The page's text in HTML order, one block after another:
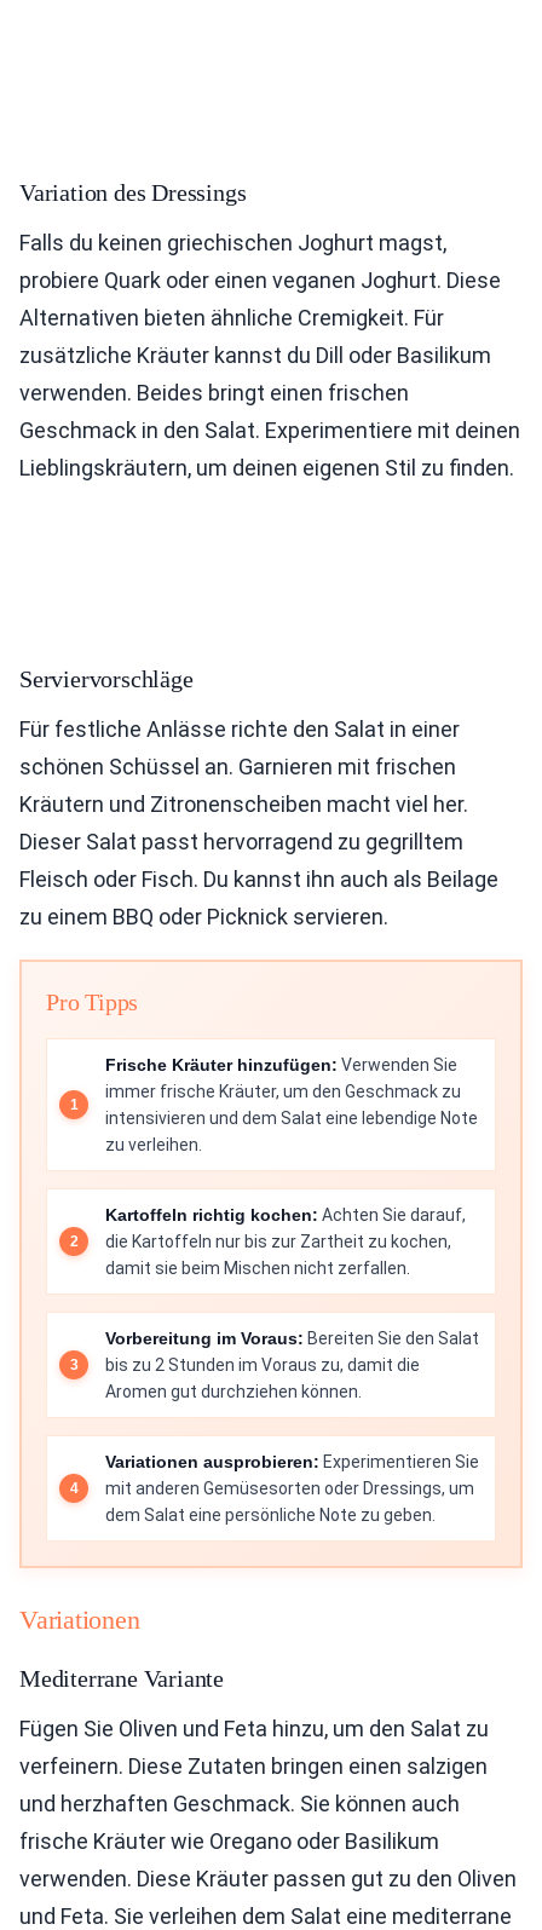
Variation des Dressings
Falls du keinen griechischen Joghurt magst,
probiere Quark oder einen veganen Joghurt. Diese
Alternativen bieten ähnliche Cremigkeit. Für
zusätzliche Kräuter kannst du Dill oder Basilikum
verwenden. Beides bringt einen frischen
Geschmack in den Salat. Experimentiere mit deinen
Lieblingskräutern, um deinen eigenen Stil zu finden.
Serviervorschläge
Für festliche Anlässe richte den Salat in einer
schönen Schüssel an. Garnieren mit frischen
Kräutern und Zitronenscheiben macht viel her.
Dieser Salat passt hervorragend zu gegrilltem
Fleisch oder Fisch. Du kannst ihn auch als Beilage
zu einem BBQ oder Picknick servieren.
Pro Tipps
Frische Kräuter hinzufügen: Verwenden Sie
immer frische Kräuter, um den Geschmack zu
intensivieren und dem Salat eine lebendige Note
zu verleihen.
Kartoffeln richtig kochen: Achten Sie darauf,
die Kartoffeln nur bis zur Zartheit zu kochen,
damit sie beim Mischen nicht zerfallen.
Vorbereitung im Voraus: Bereiten Sie den Salat
bis zu 2 Stunden im Voraus zu, damit die
Aromen gut durchziehen können.
Variationen ausprobieren: Experimentieren Sie
mit anderen Gemüsesorten oder Dressings, um
dem Salat eine persönliche Note zu geben.
Variationen
Mediterrane Variante
Fügen Sie Oliven und Feta hinzu, um den Salat zu
verfeinern. Diese Zutaten bringen einen salzigen
und herzhaften Geschmack. Sie können auch
frische Kräuter wie Oregano oder Basilikum
verwenden. Diese Kräuter passen gut zu den Oliven
und Feta. Sie verleihen dem Salat eine mediterrane